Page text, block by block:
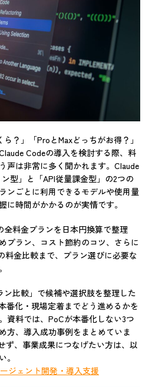
ら？」「ProとMaxどっちがお得？」
Codeの導入を検討する際、料
声は非常に多く聞かれます。Claude
型」と「API従量課金型」の2つの
ンごとに利用できるモデルや使用量
に時間がかかるのが実情です。
全料金プランを日本円換算で整理
プラン、コスト節約のコツ、さらに
金比較まで、プラン選びに必要な
ン比較」で候補や選択肢を整理した
番化・現場定着までどう進めるかを
資料では、PoCが本番化しない3つ
方、導入成功事例をまとめていま
ず、事業成果につなげたい方は、以
。
ジェント開発・導入支援